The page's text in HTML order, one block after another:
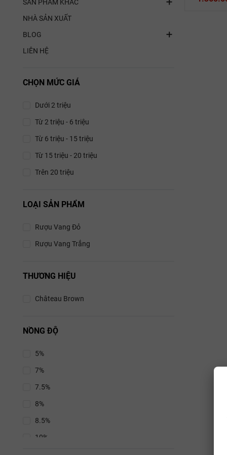
SẢN PHẨM KHÁC
NHÀ SẢN XUẤT
BLOG
LIÊN HỆ
CHỌN MỨC GIÁ
Dưới 2 triệu
Từ 2 triệu - 6 triệu
Từ 6 triệu - 15 triệu
Từ 15 triệu - 20 triệu
Trên 20 triệu
LOẠI SẢN PHẨM
Rượu Vang Đỏ
Rượu Vang Trắng
THƯƠNG HIỆU
Château Brown
NỒNG ĐỘ
5%
7%
7.5%
8%
8.5%
10%